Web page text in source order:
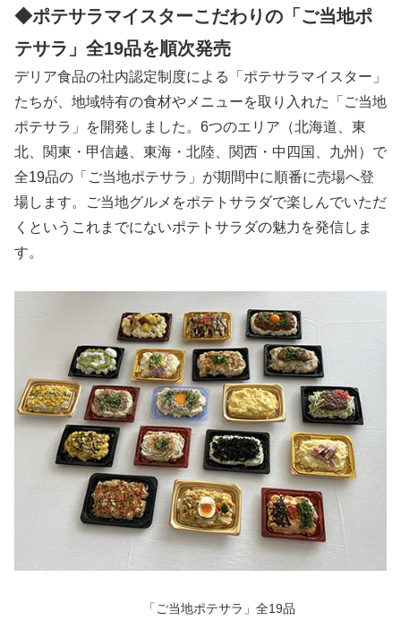
◆ポテサラマイスターこだわりの「ご当地ポ
テサラ」全19品を順次発売
デリア食品の社内認定制度による「ポテサラマイスター」
たちが、地域特有の食材やメニューを取り入れた「ご当地
ポテサラ」を開発しました。6つのエリア（北海道、東
北、関東・甲信越、東海・北陸、関西・中四国、九州）で
全19品の「ご当地ポテサラ」が期間中に順番に売場へ登
場します。ご当地グルメをポテトサラダで楽しんでいただ
くというこれまでにないポテトサラダの魅力を発信しま
す。
「ご当地ポテサラ」全19品